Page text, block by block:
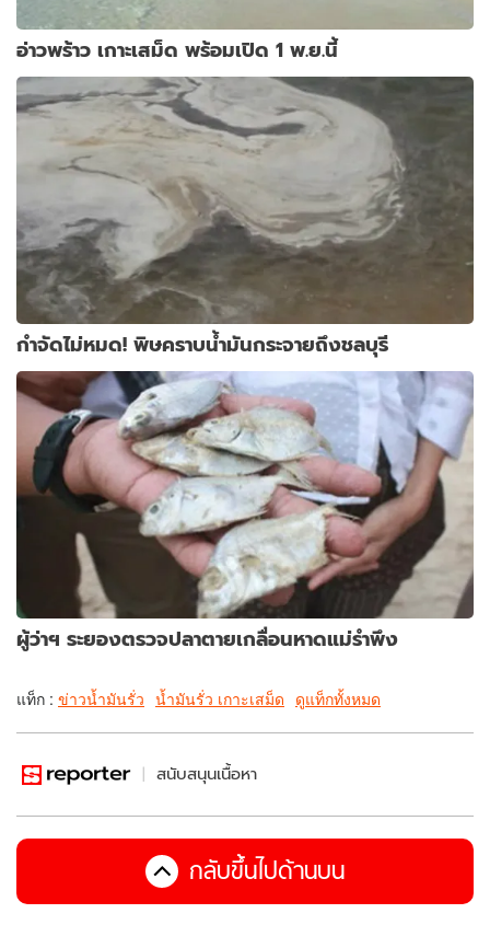
อ่าวพร้าว เกาะเสม็ด พร้อมเปิด 1 พ.ย.นี้
กำจัดไม่หมด! พิษคราบน้ำมันกระจายถึงชลบุรี
ผู้ว่าฯ ระยองตรวจปลาตายเกลื่อนหาดแม่รำพึง
แท็ก : ข่าวน้ำมันรั่ว น้ำมันรั่ว เกาะเสม็ด ดูแท็กทั้งหมด
สนับสนุนเนื้อหา
กลับขึ้นไปด้านบน